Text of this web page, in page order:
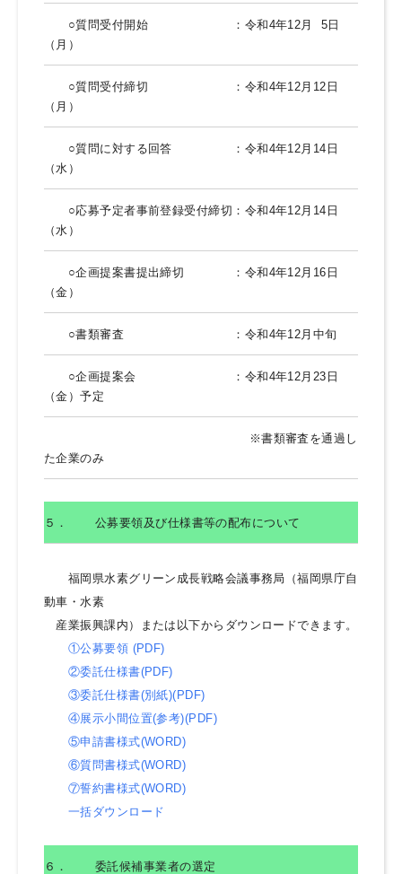
○質問受付開始 ：令和4年12月 5日
（月）
○質問受付締切 ：令和4年12月12日
（月）
○質問に対する回答 ：令和4年12月14日
（水）
○応募予定者事前登録受付締切：令和4年12月14日
（水）
○企画提案書提出締切 ：令和4年12月16日
（金）
○書類審査 ：令和4年12月中旬
○企画提案会 ：令和4年12月23日
（金）予定
※書類審査を通過し
た企業のみ
５． 公募要領及び仕様書等の配布について
福岡県水素グリーン成長戦略会議事務局（福岡県庁自
動車・水素
産業振興課内）または以下からダウンロードできます。
①公募要領 (PDF)
②委託仕様書(PDF)
③委託仕様書(別紙)(PDF)
④展示小間位置(参考)(PDF)
⑤申請書様式(WORD)
⑥質問書様式(WORD)
⑦誓約書様式(WORD)
一括ダウンロード
６． 委託候補事業者の選定